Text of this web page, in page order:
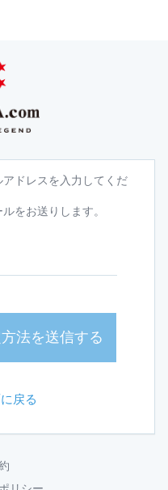
ドレスを入力してくだ
をお送りします。
法を送信する
戻る